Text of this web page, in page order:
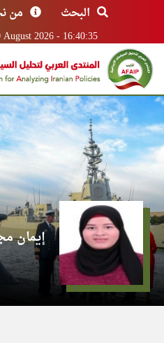
البحث من
2026 - 16:40:35
إيمان